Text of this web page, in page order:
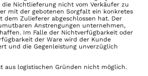
Nichtlieferung nicht vom Verkäufer zu
mit der gebotenen Sorgfalt ein konkretes
dem Zulieferer abgeschlossen hat. Der
Anstrengungen unternehmen,
Im Falle der Nichtverfügbarkeit oder
der Ware wird der Kunde
und die Gegenleistung unverzüglich
aus logistischen Gründen nicht möglich.